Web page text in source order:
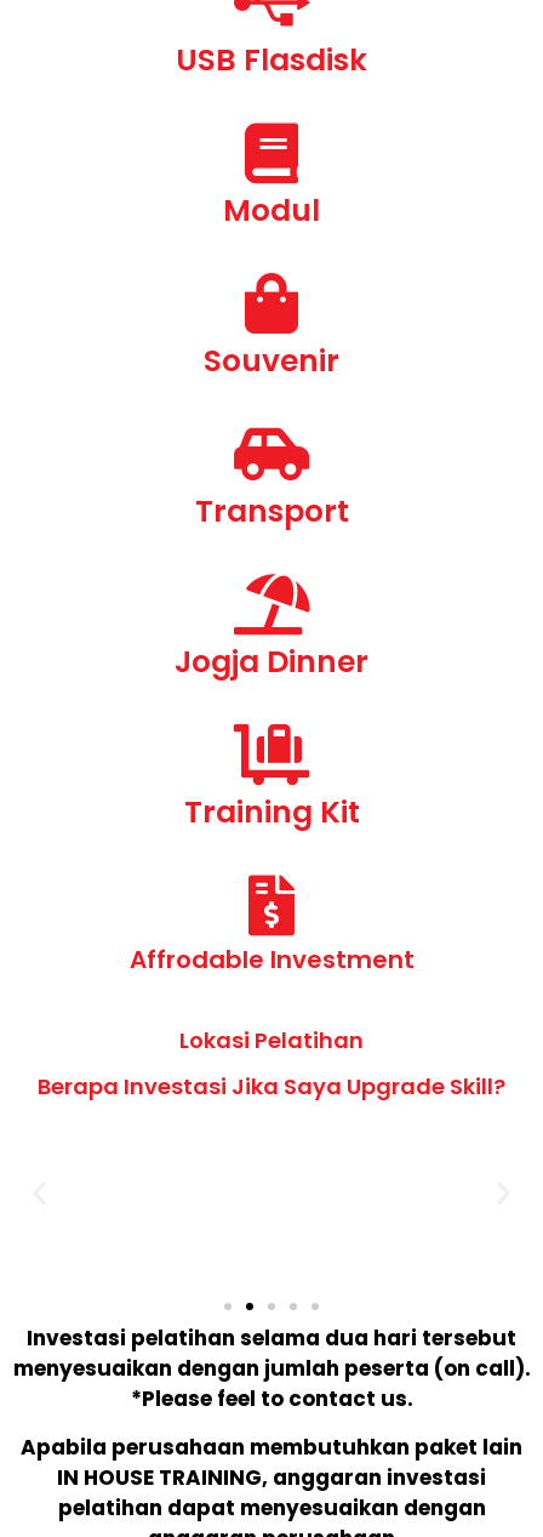
USB Flasdisk
Modul
Souvenir
Transport
Jogja Dinner
Training Kit
Affrodable Investment
Lokasi Pelatihan
Berapa Investasi Jika Saya Upgrade Skill?